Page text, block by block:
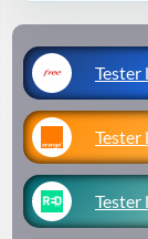
Tester
Tester
Tester